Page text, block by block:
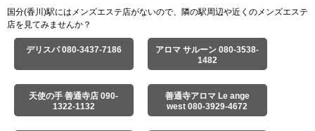
国分(香川)駅にはメンズエステ店がないので、隣の駅周辺や近くのメンズエステ
店を見てみませんか？
デリスパ 080-3437-7186
アロマ サルーン 080-3538-
1482
天使の手 善通寺店 090-
1322-1132
善通寺アロマ Le ange
west 080-3929-4672